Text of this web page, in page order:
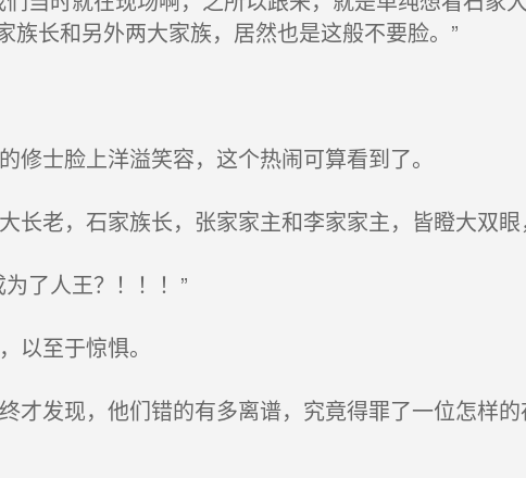
族长和另外两大家族，居然也是这般不要脸。”
修士脸上洋溢笑容，这个热闹可算看到了。
长老，石家族长，张家家主和李家家主，皆瞪大双眼
了人王？！！！”
至于惊惧。
才发现，他们错的有多离谱，究竟得罪了一位怎样的